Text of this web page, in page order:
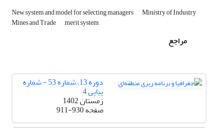
New system and model for selecting managers Ministry of Industry
Mines and Trade merit system
مراجع
دوره 13، شماره 53 - شماره
پیاپی 4
زمستان 1402
صفحه911-930